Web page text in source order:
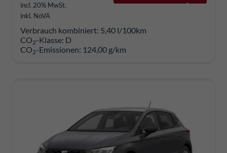
incl. 20% MwSt.
inkl. NoVA
Verbrauch kombiniert: 5,40 l/100km
CO2-Klasse: D
CO2-Emissionen: 124,00 g/km